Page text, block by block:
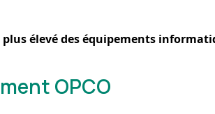
élevé des équipements
OPCO